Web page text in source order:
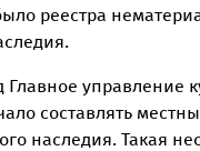
реестра
Главное управление
составлять
наследия. Такая